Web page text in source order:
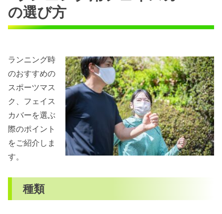
の選び方
ランニング時
のおすすめの
スポーツマス
ク、フェイス
カバーを選ぶ
際のポイント
をご紹介しま
す。
種類